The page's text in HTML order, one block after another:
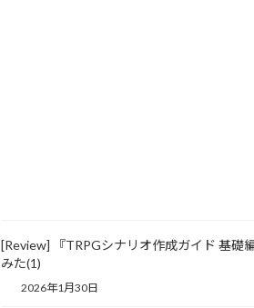
[Review] 『TRPGシナリオ作成ガイド 基礎
みた(1)
2026年1月30日